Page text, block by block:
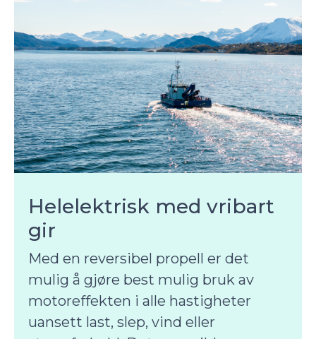
Helelektrisk med vribart
gir
Med en reversibel propell er det
mulig å gjøre best mulig bruk av
motoreffekten i alle hastigheter
uansett last, slep, vind eller